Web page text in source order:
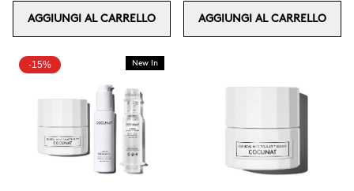
AGGIUNGI AL CARRELLO AGGIUNGI AL CARRELLO
-15% New In